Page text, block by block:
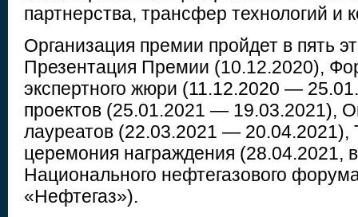
партнерства, трансфер технологий и
Организация премии пройдет в пять
Презентация Премии (10.12.2020),
экспертного жюри (11.12.2020 —
проектов (25.01.2021 — 19.03.2021),
лауреатов (22.03.2021 — 20.04.2021),
церемония награждения (28.04.2021,
Национального нефтегазового
«Нефтегаз»).